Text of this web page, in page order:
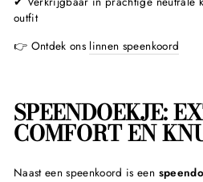
outfit
👉 Ontdek ons linnen speenkoord
SPEENDOEKJE:
COMFORT EN
Naast een speenkoord is een